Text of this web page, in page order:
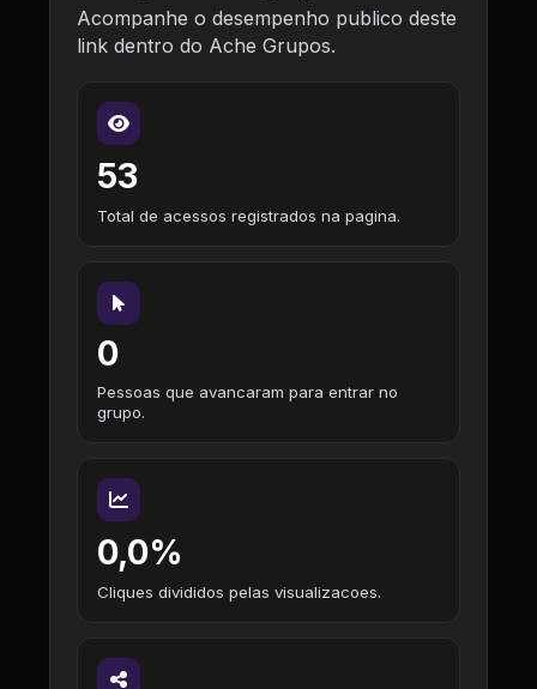
Acompanhe o desempenho publico deste
link dentro do Ache Grupos.
53
Total de acessos registrados na pagina.
0
Pessoas que avancaram para entrar no
grupo.
0,0%
Cliques divididos pelas visualizacoes.